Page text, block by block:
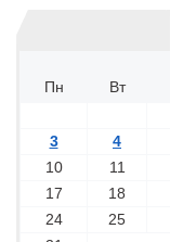
Пн
Вт
3
4
10
11
17
18
24
25